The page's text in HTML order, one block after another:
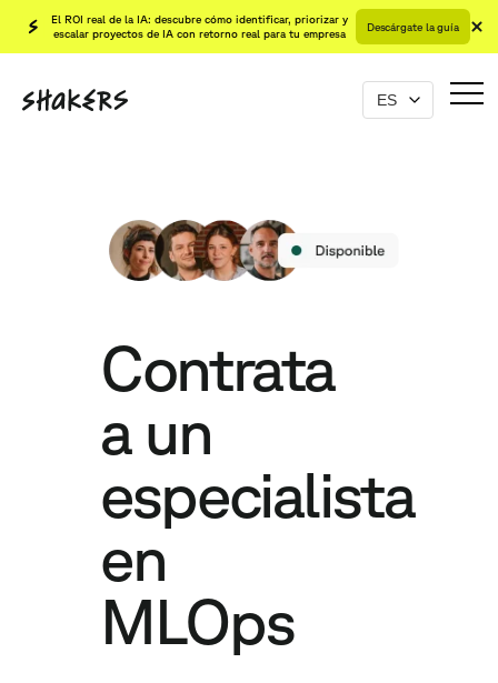
El ROI real de la IA: descubre cómo identificar, priorizar y
escalar proyectos de IA con retorno real para tu empresa
Descárgate la guía
Contrata
a un
especialista
en
MLOps